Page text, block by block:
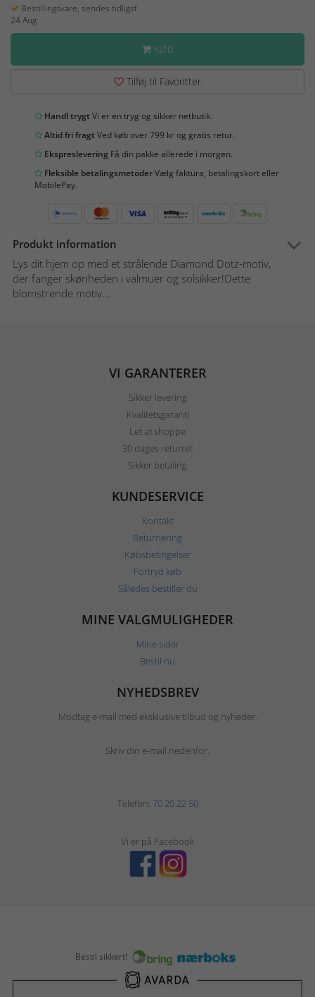
Bestillingsvare, sendes tidligst
24 Aug
KØB
Tilføj til Favoritter
Handl trygtVi er en tryg og sikker netbutik.
Altid fri fragtVed køb over 799 kr og gratis retur.
Ekspreslevering Få din pakke allerede i morgen.
Fleksible betalingsmetoderVælg faktura, betalingskort eller
MobilePay.
Produkt information
Lys dit hjem op med et strålende Diamond Dotz-motiv,
der fanger skønheden i valmuer og solsikker!Dette
blomstrende motiv...
VI GARANTERER
Sikker levering
Kvalitetsgaranti
Let at shoppe
30 dages returret
Sikker betaling
KUNDESERVICE
Kontakt
Returnering
Købsbetingelser
Fortryd køb
Således bestiller du
MINE VALGMULIGHEDER
Mine sider
Bestil nu
NYHEDSBREV
Modtag e-mail med eksklusive tilbud og nyheder.
Skriv din e-mail nedenfor.
Telefon: 70 20 22 50
Vi er på Facebook
Bestil sikkert!